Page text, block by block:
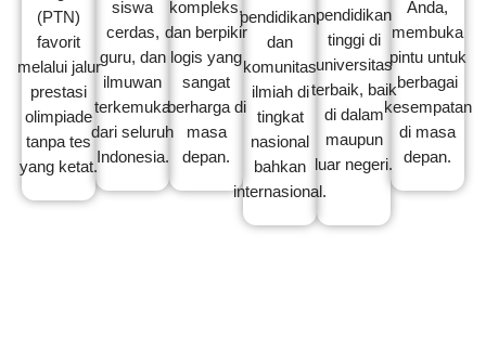
(PTN)
favorit
melalui jalur
prestasi
olimpiade
tanpa tes
yang ketat.
siswa
cerdas,
guru, dan
ilmuwan
terkemuka
dari seluruh
Indonesia.
kompleks,
dan berpikir
logis yang
sangat
berharga di
masa
depan.
pendidikan,
dan
komunitas
ilmiah di
tingkat
nasional
bahkan
internasional.
pendidikan
tinggi di
universitas
terbaik, baik
di dalam
maupun
luar negeri.
Anda,
membuka
pintu untuk
berbagai
kesempatan
di masa
depan.